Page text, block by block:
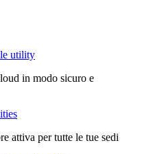
utility
in modo sicuro e
attiva per tutte le tue sedi